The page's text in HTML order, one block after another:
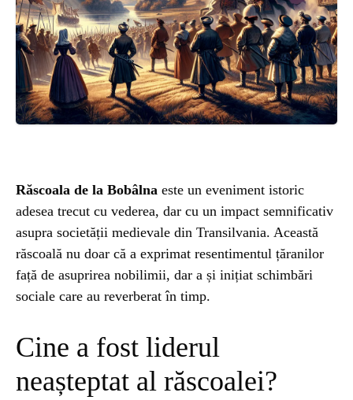
Răscoala de la Bobâlna este un eveniment istoric
adesea trecut cu vederea, dar cu un impact semnificativ
asupra societății medievale din Transilvania. Această
răscoală nu doar că a exprimat resentimentul țăranilor
față de asuprirea nobilimii, dar a și inițiat schimbări
sociale care au reverberat în timp.
Cine a fost liderul
neașteptat al răscoalei?
STIRI
ȘTIINȚA
ANIMALE
OAMENI
INSTALEAZ
A
APLICATIA